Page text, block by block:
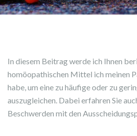
In diesem Beitrag werde ich Ihnen
homöopathischen Mittel ich meinen
habe, um eine zu häufige oder zu
auszugleichen. Dabei erfahren Sie
Beschwerden mit den